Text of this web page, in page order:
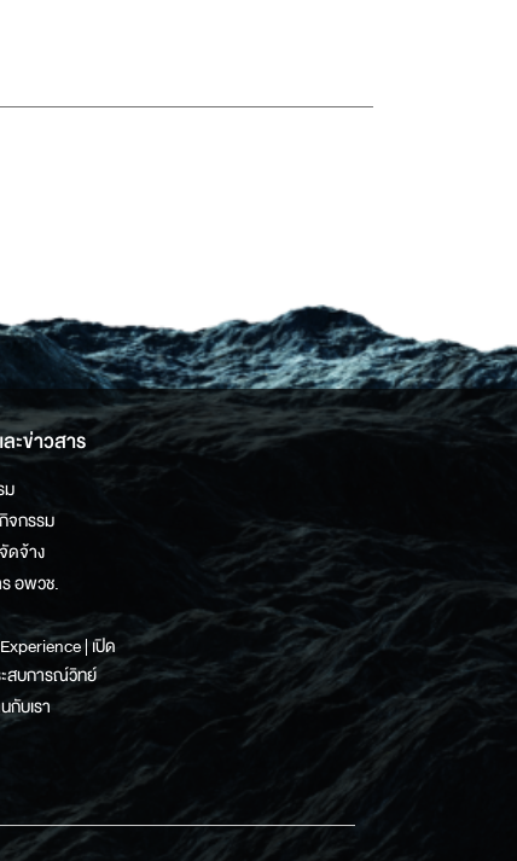
ะข่าวสาร
ม
จกรรม
ดจ้าง
อพวช.
| เปิด
สบการณ์วิทย์
กับเรา